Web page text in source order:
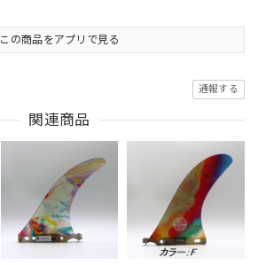
この商品をアプリで見る
通報する
関連商品